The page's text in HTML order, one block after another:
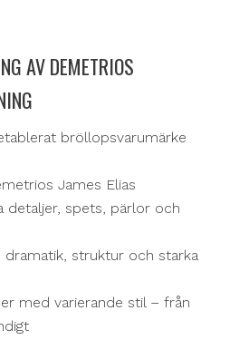
AV DEMETRIOS
bröllopsvarumärke
James Elias
detaljer, spets, pärlor och
dramatik, struktur och starka
med varierande stil – från